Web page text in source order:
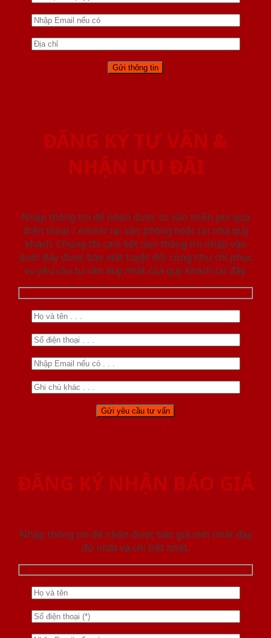
ĐĂNG KÝ TƯ VẤN &
NHẬN ƯU ĐÃI
Nhập thông tin để nhận được tư vấn miễn phí qua
điện thoại / email/ tại văn phòng hoặc tại nhà quý
khách. Chúng tôi cam kết mọi thông tin nhập vào
dưới đây được bảo mật tuyệt đối cũng như chỉ phục
vụ yêu cầu tư vấn duy nhất của quý khách tại đây.
ĐĂNG KÝ NHẬN BÁO GIÁ
Nhập thông tin để nhận được báo giá mới nhât đầy
đủ nhất và chi tiết nhất.